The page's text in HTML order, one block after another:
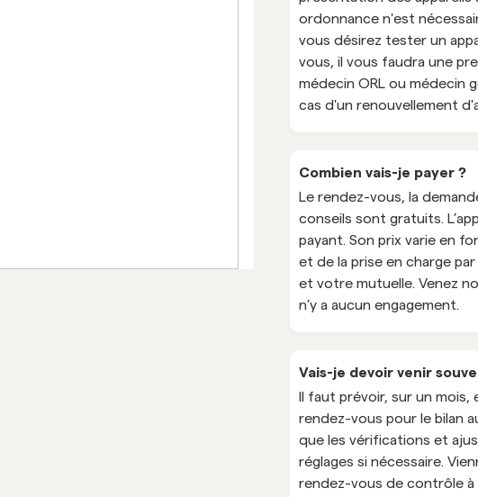
ordonnance n'est
vous désirez tester un
vous, il vous faudra une
médecin ORL ou médecin
cas d'un renouvellement
Combien vais-je payer ?
Le rendez-vous, la
conseils sont gratuits.
payant. Son prix varie en
et de la prise en charge
et votre mutuelle. Venez
n’y a aucun engagement.
Vais-je devoir venir
Il faut prévoir, sur un
rendez-vous pour le bilan
que les vérifications et
réglages si nécessaire.
rendez-vous de contrôle à